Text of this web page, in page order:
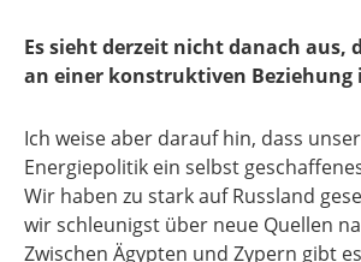
Es sieht derzeit nicht danach aus,
an einer konstruktiven Beziehung
Ich weise aber darauf hin, dass
Energiepolitik ein selbst
Wir haben zu stark auf Russland
wir schleunigst über neue Quellen
Zwischen Ägypten und Zypern gibt